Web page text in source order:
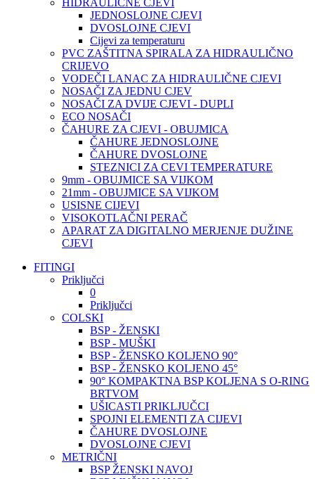
HIDRAULIČNE CJEVI
JEDNOSLOJNE CJEVI
DVOSLOJNE CJEVI
Cijevi za temperaturu
PVC ZAŠTITNA SPIRALA ZA HIDRAULIČNO
CRIJEVO
VODEČI LANAC ZA HIDRAULIČNE CJEVI
NOSAČI ZA JEDNU CJEV
NOSAČI ZA DVIJE CJEVI - DUPLI
ECO NOSAČI
ČAHURE ZA CJEVI - OBUJMICA
ČAHURE JEDNOSLOJNE
ČAHURE DVOSLOJNE
STEZNICI ZA CEVI TEMPERATURE
9mm - OBUJMICE SA VIJKOM
21mm - OBUJMICE SA VIJKOM
USISNE CIJEVI
VISOKOTLAČNI PERAČ
APARAT ZA DIGITALNO MERJENJE DUŽINE
CJEVI
FITINGI
Priključci
0
Priključci
COLSKI
BSP - ŽENSKI
BSP - MUŠKI
BSP - ŽENSKO KOLJENO 90°
BSP - ŽENSKO KOLJENO 45°
90° KOMPAKTNA BSP KOLJENA S O-RING
BRTVOM
UŠICASTI PRIKLJUČCI
SPOJNI ELEMENTI ZA CIJEVI
ČAHURE DVOSLOJNE
DVOSLOJNE CJEVI
METRIČNI
BSP ŽENSKI NAVOJ